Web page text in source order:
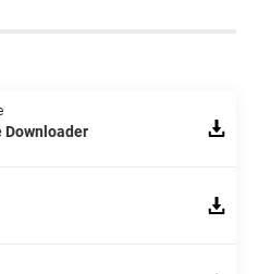
Downloader